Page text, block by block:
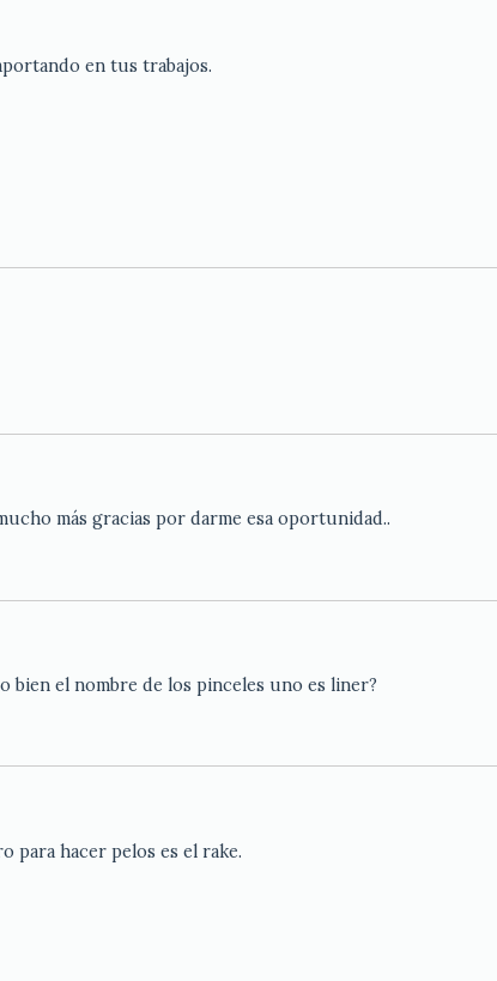
en tus trabajos.
más gracias por darme esa oportunidad..
el nombre de los pinceles uno es liner?
para hacer pelos es el rake.